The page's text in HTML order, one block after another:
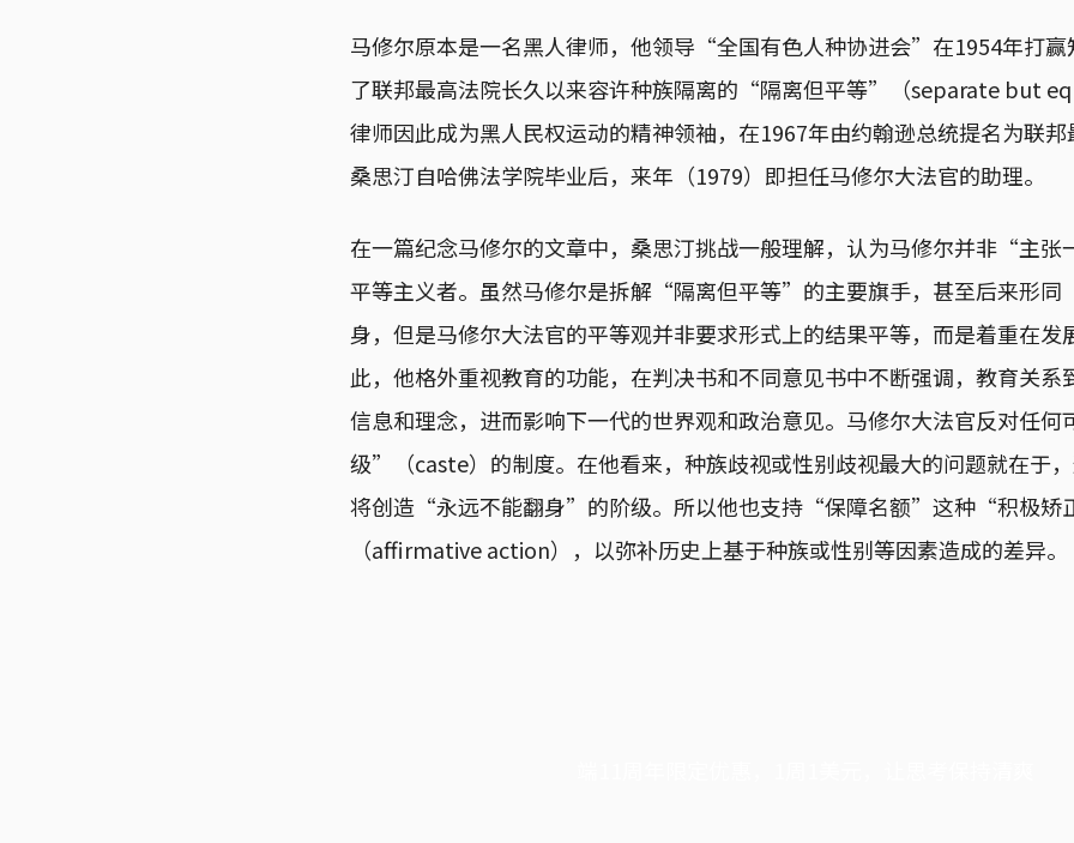
马修尔原本是一名黑人律师，他领导“全国有色人种协进会”在1954年打赢
了联邦最高法院长久以来容许种族隔离的“隔离但平等”（separate but
律师因此成为黑人民权运动的精神领袖，在1967年由约翰逊总统提名为联
桑思汀自哈佛法学院毕业后，来年（1979）即担任马修尔大法官的助理。
在一篇纪念马修尔的文章中，桑思汀挑战一般理解，认为马修尔并非“主
平等主义者。虽然马修尔是拆解“隔离但平等”的主要旗手，甚至后来形
身，但是马修尔大法官的平等观并非要求形式上的结果平等，而是着重在发
此，他格外重视教育的功能，在判决书和不同意见书中不断强调，教育关系
信息和理念，进而影响下一代的世界观和政治意见。马修尔大法官反对任
级”（caste）的制度。在他看来，种族歧视或性别歧视最大的问题就在于
将创造“永远不能翻身”的阶级。所以他也支持“保障名额”这种“积极矫
（affirmative action），以弥补历史上基于种族或性别等因素造成的差异。